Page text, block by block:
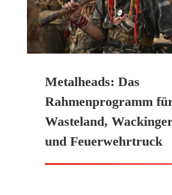
Metalheads: Das
Rahmenprogramm
Wasteland,
und Feuerwehrtruck